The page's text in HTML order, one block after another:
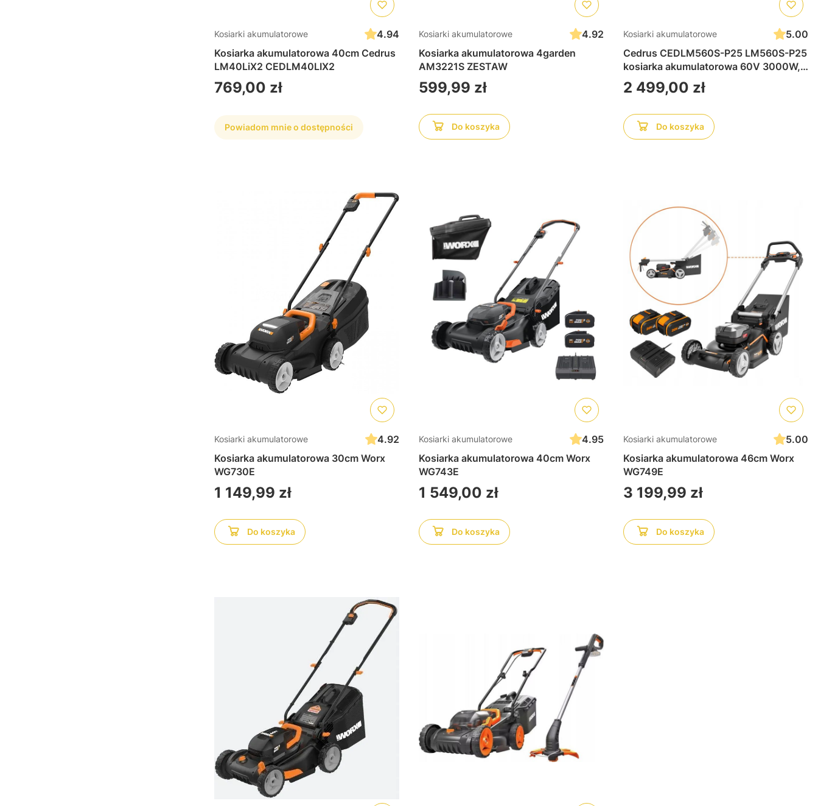
Kosiarki akumulatorowe
4.94
Kosiarka akumulatorowa 40cm Cedrus
LM40LiX2 CEDLM40LIX2
Cena
769,00 zł
Powiadom mnie o dostępności
Kosiarki akumulatorowe
4.92
Kosiarka akumulatorowa 4garden
AM3221S ZESTAW
Cena
599,99 zł
Do koszyka
Kosiarki akumulatorowe
5.00
Cedrus CEDLM560S-P25 LM560S-P25
kosiarka akumulatorowa 60V 3000W,
wydajna kosiarka bezprzewodowa do
trawy
Cena
2 499,00 zł
Do koszyka
Kosiarki akumulatorowe
4.92
Kosiarka akumulatorowa 30cm Worx
WG730E
Cena
1 149,99 zł
Do koszyka
Kosiarki akumulatorowe
4.95
Kosiarka akumulatorowa 40cm Worx
WG743E
Cena
1 549,00 zł
Do koszyka
Kosiarki akumulatorowe
5.00
Kosiarka akumulatorowa 46cm Worx
WG749E
Cena
3 199,99 zł
Do koszyka